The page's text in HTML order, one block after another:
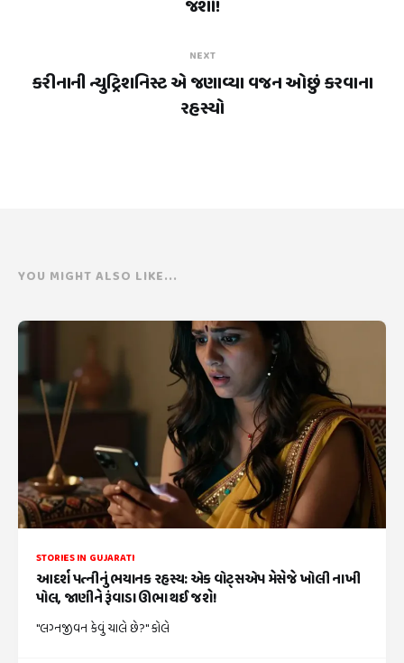
જશો!
NEXT
કરીનાની ન્યુટ્રિશનિસ્ટ એ જણાવ્યા વજન ઓછું કરવાના
રહસ્યો
YOU MIGHT ALSO LIKE...
STORIES IN GUJARATI
આદર્શ પત્નીનું ભયાનક રહસ્ય: એક વોટ્સએપ મેસેજે ખોલી નાખી
પોલ, જાણીને રૂંવાડા ઊભા થઈ જશે!
"લગ્નજીવન કેવું ચાલે છે?" કોલે